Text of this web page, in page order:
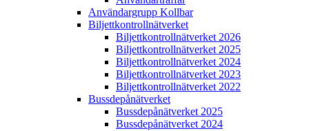
Användargrupp Kollbar
Biljettkontroll­nätverket
Biljettkontroll­nätverket 2026
Biljettkontroll­nätverket 2025
Biljettkontroll­nätverket 2024
Biljettkontroll­nätverket 2023
Biljettkontroll­nätverket 2022
Bussdepå­nätverket
Bussdepå­nätverket 2025
Bussdepå­nätverket 2024